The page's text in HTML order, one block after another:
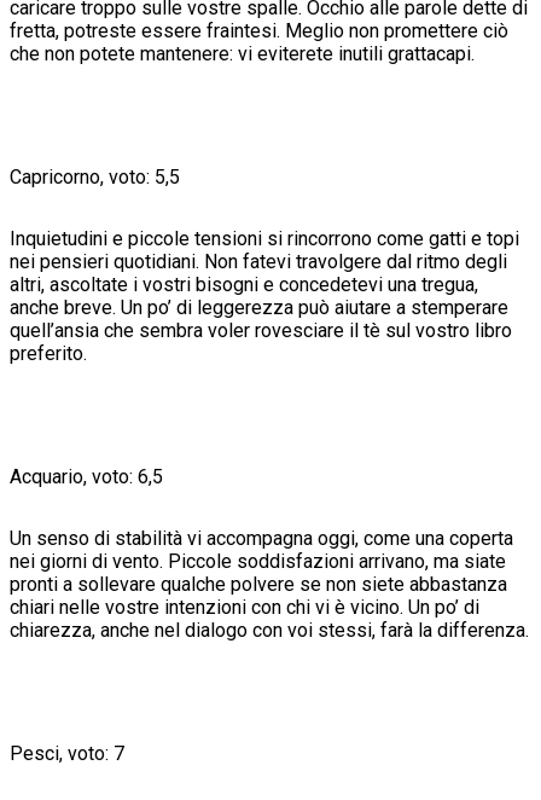
caricare troppo sulle vostre spalle. Occhio alle parole dette di
fretta, potreste essere fraintesi. Meglio non promettere ciò
che non potete mantenere: vi eviterete inutili grattacapi.
Capricorno, voto: 5,5
Inquietudini e piccole tensioni si rincorrono come gatti e topi
nei pensieri quotidiani. Non fatevi travolgere dal ritmo degli
altri, ascoltate i vostri bisogni e concedetevi una tregua,
anche breve. Un po’ di leggerezza può aiutare a stemperare
quell’ansia che sembra voler rovesciare il tè sul vostro libro
preferito.
Acquario, voto: 6,5
Un senso di stabilità vi accompagna oggi, come una coperta
nei giorni di vento. Piccole soddisfazioni arrivano, ma siate
pronti a sollevare qualche polvere se non siete abbastanza
chiari nelle vostre intenzioni con chi vi è vicino. Un po’ di
chiarezza, anche nel dialogo con voi stessi, farà la differenza.
Pesci, voto: 7